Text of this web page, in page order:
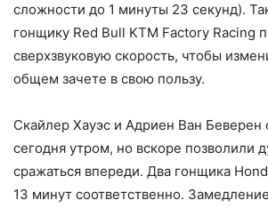
сложности до 1 минуты 23 секунд).
гонщику Red Bull KTM Factory Racing
сверхзвуковую скорость, чтобы
общем зачете в свою пользу.
Скайлер Хауэс и Адриен Ван Беверен
сегодня утром, но вскоре позволили
сражаться впереди. Два гонщика
13 минут соответственно.